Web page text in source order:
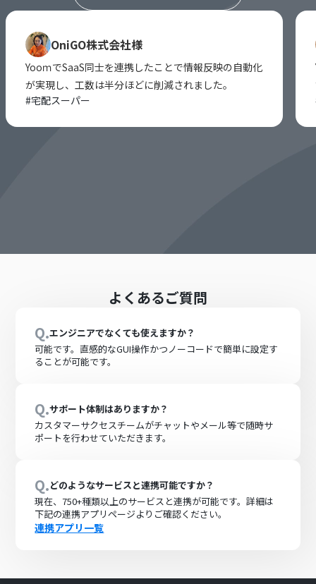
OniGO株式会社様
YooｍでSaaS同士を連携したことで情報反映の自動化
が実現し、工数は半分ほどに削減されました。
#宅配スーパー
よくあるご質問
Q.エンジニアでなくても使えますか？
可能です。直感的なGUI操作かつノーコードで簡単に設定す
ることが可能です。
Q.サポート体制はありますか？
カスタマーサクセスチームがチャットやメール等で随時サ
ポートを行わせていただきます。
Q.どのようなサービスと連携可能ですか？
現在、750+種類以上のサービスと連携が可能です。詳細は
下記の連携アプリページよりご確認ください。
連携アプリ一覧